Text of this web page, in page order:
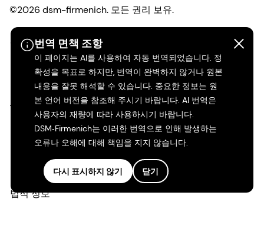
번역 면책 조항
이 페이지는 AI를 사용하여 자동 번역되었습니다. 정
확성을 목표로 하지만, 번역이 완벽하지 않거나 원본
내용을 잘못 해석할 수 있습니다. 중요한 정보는 원
본 언어 버전을 참조해 주시기 바랍니다. AI 번역은
사용자의 재량에 따라 사용하시기 바랍니다.
DSM‑Firmenich는 이러한 번역으로 인해 발생하는
오류나 오해에 대해 책임을 지지 않습니다.
다시 표시하지 않기 닫기
©2026 dsm-firmenich. 모든 권리 보유.
개인정보 보호 고지
이용 약관
캘리포니아 투명성
접근성 성명서
법적 정보